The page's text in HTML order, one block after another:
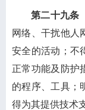
第二十九条
网络、干扰他人
安全的活动；不
正常功能及防护
的程序、工具；
得为其提供技术